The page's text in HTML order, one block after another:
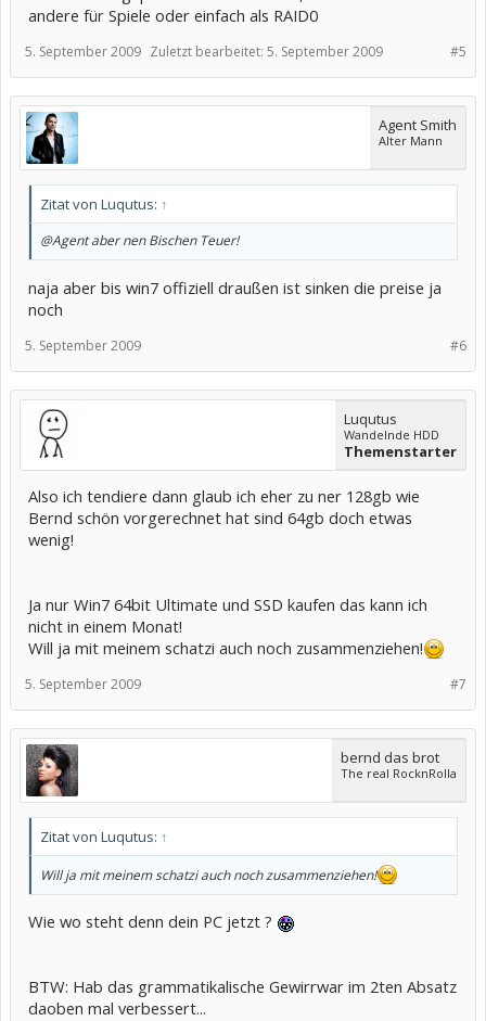
andere für Spiele oder einfach als RAID0
#5
5. September 2009 Zuletzt bearbeitet: 5. September 2009
Agent Smith
Alter Mann
Zitat von Luqutus: ↑
@Agent aber nen Bischen Teuer!
naja aber bis win7 offiziell draußen ist sinken die preise ja
noch
#6
5. September 2009
Luqutus
Wandelnde HDD
Themenstarter
Also ich tendiere dann glaub ich eher zu ner 128gb wie
Bernd schön vorgerechnet hat sind 64gb doch etwas
wenig!
Ja nur Win7 64bit Ultimate und SSD kaufen das kann ich
nicht in einem Monat!
Will ja mit meinem schatzi auch noch zusammenziehen!
#7
5. September 2009
bernd das brot
The real RocknRolla
Zitat von Luqutus: ↑
Will ja mit meinem schatzi auch noch zusammenziehen!
Wie wo steht denn dein PC jetzt ?
BTW: Hab das grammatikalische Gewirrwar im 2ten Absatz
daoben mal verbessert...